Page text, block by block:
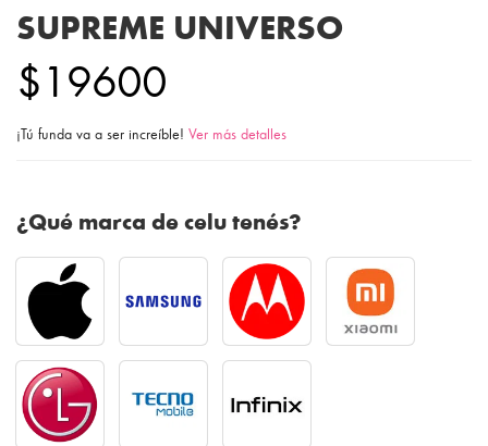
SUPREME UNIVERSO
$19600
¡Tú funda va a ser increíble! Ver más detalles
¿Qué marca de celu tenés?